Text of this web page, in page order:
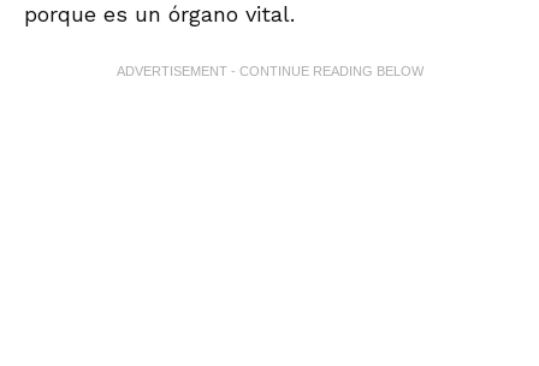
porque es un órgano vital.
ADVERTISEMENT - CONTINUE READING BELOW